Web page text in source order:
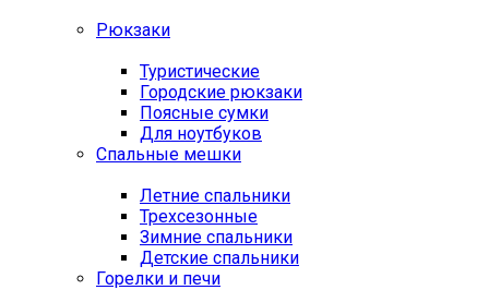
Рюкзаки
Туристические
Городские рюкзаки
Поясные сумки
Для ноутбуков
Спальные мешки
Летние спальники
Трехсезонные
Зимние спальники
Детские спальники
Горелки и печи